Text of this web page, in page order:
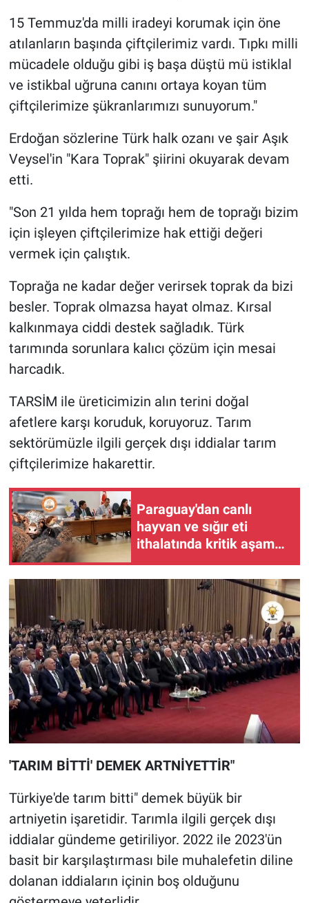
15 Temmuz'da milli iradeyi korumak için öne
atılanların başında çiftçilerimiz vardı. Tıpkı milli
mücadele olduğu gibi iş başa düştü mü istiklal
ve istikbal uğruna canını ortaya koyan tüm
çiftçilerimize şükranlarımızı sunuyorum."
Erdoğan sözlerine Türk halk ozanı ve şair Aşık
Veysel'in "Kara Toprak" şiirini okuyarak devam
etti.
"Son 21 yılda hem toprağı hem de toprağı bizim
için işleyen çiftçilerimize hak ettiği değeri
vermek için çalıştık.
Toprağa ne kadar değer verirsek toprak da bizi
besler. Toprak olmazsa hayat olmaz. Kırsal
kalkınmaya ciddi destek sağladık. Türk
tarımında sorunlara kalıcı çözüm için mesai
harcadık.
TARSİM ile üreticimizin alın terini doğal
afetlere karşı koruduk, koruyoruz. Tarım
sektörümüzle ilgili gerçek dışı iddialar tarım
çiftçilerimize hakarettir.
Paraguay'dan canlı
hayvan ve sığır eti
ithalatında kritik aşama:
Türk heyeti Paraguay'da
tesisleri denetliyor
'TARIM BİTTİ' DEMEK ARTNİYETTİR"
Türkiye'de tarım bitti" demek büyük bir
artniyetin işaretidir. Tarımla ilgili gerçek dışı
iddialar gündeme getiriliyor. 2022 ile 2023'ün
basit bir karşılaştırması bile muhalefetin diline
dolanan iddiaların içinin boş olduğunu